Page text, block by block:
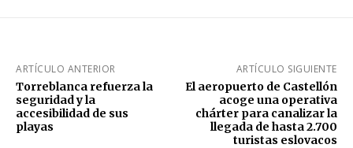
ARTÍCULO ANTERIOR
Torreblanca refuerza la
seguridad y la
accesibilidad de sus
playas
ARTÍCULO SIGUIENTE
El aeropuerto de Castellón
acoge una operativa
chárter para canalizar la
llegada de hasta 2.700
turistas eslovacos